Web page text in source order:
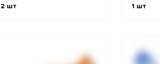
2 шт
1 шт